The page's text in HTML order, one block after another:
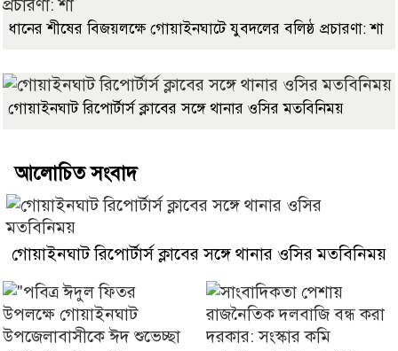
ধানের শীষের বিজয়লক্ষে গোয়াইনঘাটে যুবদলের বলিষ্ঠ প্রচারণা: শা
গোয়াইনঘাট রিপোর্টার্স ক্লাবের সঙ্গে থানার ওসির মতবিনিময়
আলোচিত সংবাদ
গোয়াইনঘাট রিপোর্টার্স ক্লাবের সঙ্গে থানার ওসির মতবিনিময়